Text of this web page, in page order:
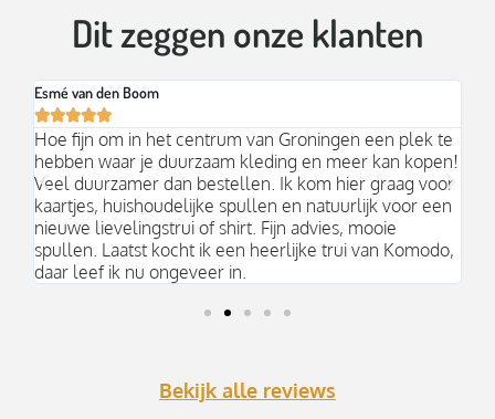
Dit zeggen onze klanten
Esmé van den Boom

Hoe fijn om in het centrum van Groningen een plek te
hebben waar je duurzaam kleding en meer kan kopen!
Veel duurzamer dan bestellen. Ik kom hier graag voor
kaartjes, huishoudelijke spullen en natuurlijk voor een
nieuwe lievelingstrui of shirt. Fijn advies, mooie
spullen. Laatst kocht ik een heerlijke trui van Komodo,
daar leef ik nu ongeveer in.
Bekijk alle reviews